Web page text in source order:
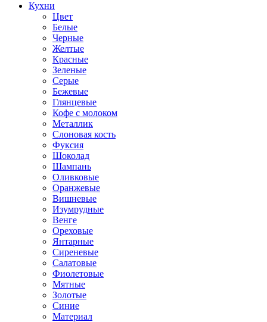
Кухни
Цвет
Белые
Черные
Желтые
Красные
Зеленые
Серые
Бежевые
Глянцевые
Кофе с молоком
Металлик
Слоновая кость
Фуксия
Шоколад
Шампань
Оливковые
Оранжевые
Вишневые
Изумрудные
Венге
Ореховые
Янтарные
Сиреневые
Салатовые
Фиолетовые
Мятные
Золотые
Синие
Материал